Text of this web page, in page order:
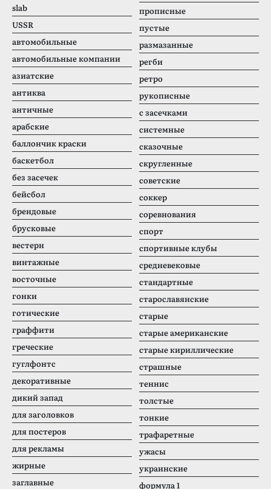
slab
USSR
автомобильные
автомобильные компании
азиатские
антиква
античные
арабские
баллончик краски
баскетбол
без засечек
бейсбол
брендовые
брусковые
вестерн
винтажные
восточные
гонки
готические
граффити
греческие
гуглфонтс
декоративные
дикий запад
для заголовков
для постеров
для рекламы
жирные
заглавные
прописные
пустые
размазанные
регби
ретро
рукописные
с засечками
системные
сказочные
скругленные
советские
соккер
соревнования
спорт
спортивные клубы
средневековые
стандартные
старославянские
старые
старые американские
старые кириллические
страшные
теннис
толстые
тонкие
трафаретные
ужасы
украинские
формула 1